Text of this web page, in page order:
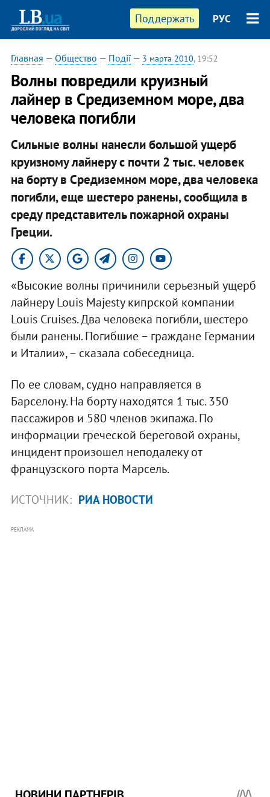
Поддержать РУС
Главная — Общество — Події— 3 марта 2010, 19:52
Волны повредили круизный
лайнер в Средиземном море, два
человека погибли
Сильные волны нанесли большой ущерб
круизному лайнеру с почти 2 тыс. человек
на борту в Средиземном море, два человека
погибли, еще шестеро ранены, сообщила в
среду представитель пожарной охраны
Греции.
«Высокие волны причинили серьезный ущерб
лайнеру Louis Majesty кипрской компании
Louis Cruises. Два человека погибли, шестеро
были ранены. Погибшие − граждане Германии
и Италии», − сказала собеседница.
По ее словам, судно направляется в
Барселону. На борту находятся 1 тыс. 350
пассажиров и 580 членов экипажа. По
информации греческой береговой охраны,
инцидент произошел неподалеку от
французского порта Марсель.
ИСТОЧНИК: РИА НОВОСТИ
РЕКЛАМА